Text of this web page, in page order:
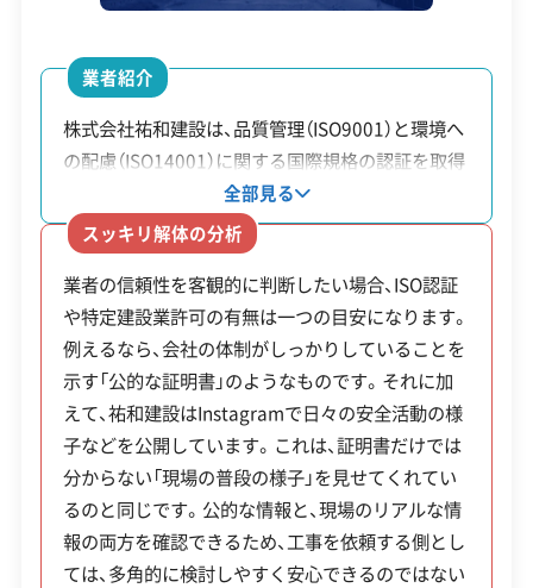
解体工事・空き家対策の補助金制度
京都市では、主に市場での流通や活用が難し
い、古い木造住宅や狭い敷地の空き家を取り壊
す際の費用を補助する制度が用意されていま
す。
制度
補助金
額・率
対象・条件
営業日
対応エリア
京都府、大阪府、滋賀県、和歌山
県、奈良県
建物構造 木造 鉄骨造 RC造 内装解体
対応業務
産業廃棄物収集運搬業
リフォーム工事業
外構工事業
公式HP 公式サイトを見る
許可番号
【建設業許可】
京都府知事：第032660号
【産業廃棄物収集運搬業許可】
三重県知事：第02400136130号
滋賀県知事：第02501136130号
京都府知事：第02600136130号
業者紹介
株式会社祐和建設は、品質管理（ISO9001）と環境へ
の配慮（ISO14001）に関する国際規格の認証を取得
しています。また大規模な工事を請け負う際に必要
となる「特定建設業許可」も保有され、公的な基準を
満たしているとうかがえます。特徴的なのは、公式
Instagramで日々の安全ミーティングや現場の様
子を公開している点です。どのような会社か、普段
の仕事ぶりが分かるため、依頼する前に会社の雰囲
気を知りたい方にとって参考になるでしょう。自社
で重機を多数保有しているほか、アスベスト関連の
有資格者も在籍しています。
全部見る
スッキリ解体の分析
業者の信頼性を客観的に判断したい場合、ISO認証
や特定建設業許可の有無は一つの目安になります。
例えるなら、会社の体制がしっかりしていることを
示す「公的な証明書」のようなものです。それに加
えて、祐和建設はInstagramで日々の安全活動の様
子などを公開しています。これは、証明書だけでは
分からない「現場の普段の様子」を見せてくれてい
るのと同じです。公的な情報と、現場のリアルな情
報の両方を確認できるため、工事を依頼する側とし
ては、多角的に検討しやすく安心できるのではない